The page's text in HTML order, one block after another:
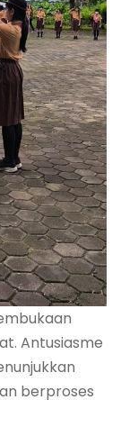
Antusiasme
berproses